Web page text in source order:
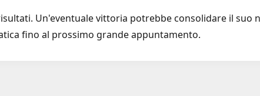
Un'eventuale vittoria potrebbe consolidare il suo
fino al prossimo grande appuntamento.